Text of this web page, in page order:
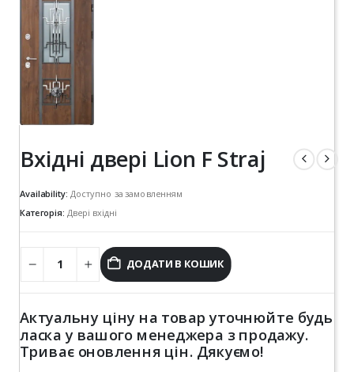
Вхідні двері Lion F Straj
Availability: Доступно за замовленням
Категорія: Двері вхідні
ДОДАТИ В КОШИК
Актуальну ціну на товар уточнюйте будь
ласка у вашого менеджера з продажу.
Триває оновлення цін. Дякуємо!